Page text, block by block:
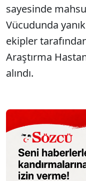
sayesinde
Vücudunda
ekipler
Araştırma
alındı.